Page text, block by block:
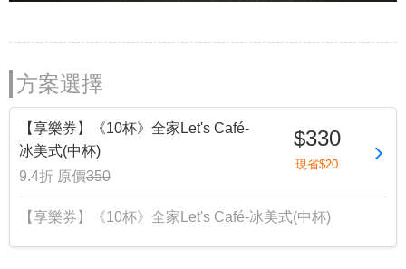
方案選擇
【享樂券】《10杯》全家Let's Café-
冰美式(中杯)
9.4折 原價350
$330
現省$20
【享樂券】《10杯》全家Let's Café-冰美式(中杯)